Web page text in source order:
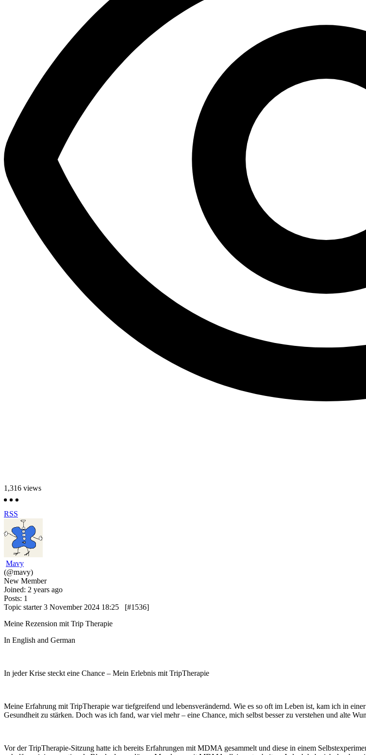
1,316 views
RSS
Mavy
(@mavy)
New Member
Joined: 2 years ago
Posts: 1
Topic starter 3 November 2024 18:25
[#1536]
Meine Rezension mit Trip Therapie
In English and German
In jeder Krise steckt eine Chance – Mein Erlebnis mit TripTherapie
Meine Erfahrung mit TripTherapie war tiefgreifend und lebensverändernd. Wie es so oft im Leben ist, kam ich in
Gesundheit zu stärken. Doch was ich fand, war viel mehr – eine Chance, mich selbst besser zu verstehen und alte
Vor der TripTherapie-Sitzung hatte ich bereits Erfahrungen mit MDMA gesammelt und diese in einem